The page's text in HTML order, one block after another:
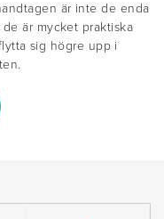
är inte de enda
är mycket praktiska
sig högre upp i